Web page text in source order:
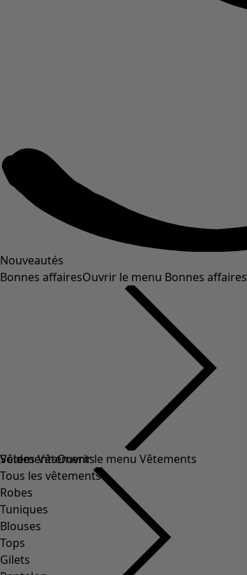
Nouveautés
Bonnes affairesOuvrir le menu Bonnes affaires
Soldes Vêtements
Tous les vêtements
Robes
Tuniques
Blouses
Tops
Gilets
VêtementsOuvrir le menu Vêtements